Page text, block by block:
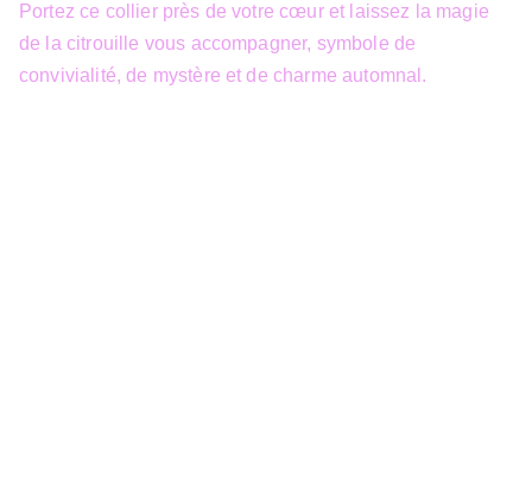
Portez ce collier près de votre cœur et laissez la magie
de la citrouille vous accompagner, symbole de
convivialité, de mystère et de charme automnal.